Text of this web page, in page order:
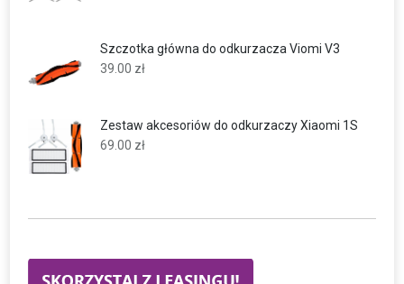
Szczotka główna do odkurzacza Viomi V3
39.00 zł
Zestaw akcesoriów do odkurzaczy Xiaomi 1S
69.00 zł